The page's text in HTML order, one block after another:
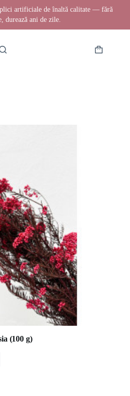
artificiale de înaltă calitate — fără
durează ani de zile.
Coș
(100 g)